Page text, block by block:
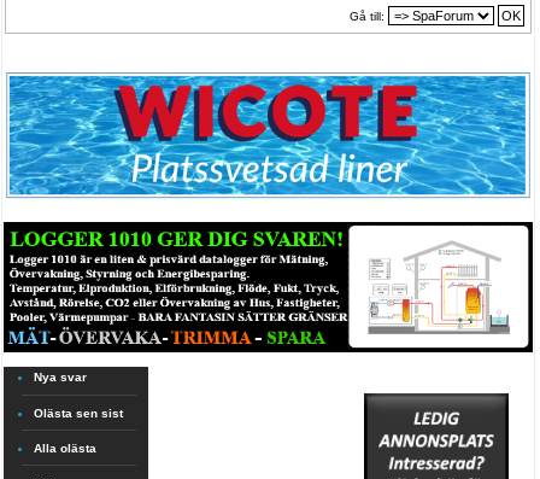
Gå till:
Nya svar
Olästa sen sist
Alla olästa